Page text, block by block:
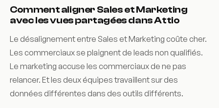
Comment aligner Sales et Marketing
avec les vues partagées dans Attio
Le désalignement entre Sales et Marketing coûte cher.
Les commerciaux se plaignent de leads non qualifiés.
Le marketing accuse les commerciaux de ne pas
relancer. Et les deux équipes travaillent sur des
données différentes dans des outils différents.